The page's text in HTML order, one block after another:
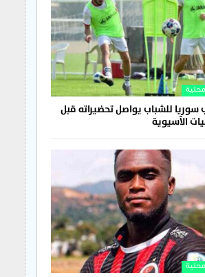
محلية
سوريا للشباب يواصل تحضيراته قبل
الآسيوية
محلية